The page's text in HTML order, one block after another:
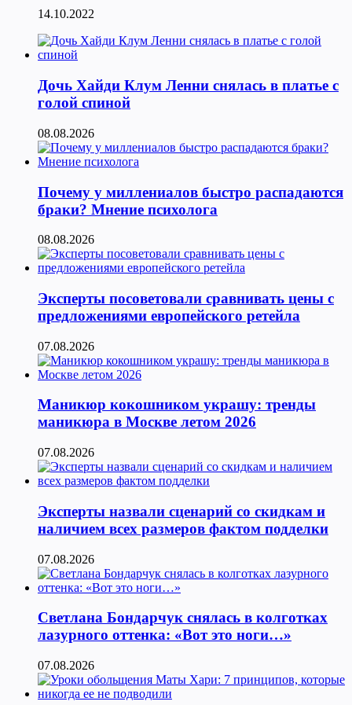
14.10.2022
Дочь Хайди Клум Ленни снялась в платье с
голой спиной
08.08.2026
Почему у миллениалов быстро распадаются
браки? Мнение психолога
08.08.2026
Эксперты посоветовали сравнивать цены с
предложениями европейского ретейла
07.08.2026
Маникюр кокошником украшу: тренды
маникюра в Москве летом 2026
07.08.2026
Эксперты назвали сценарий со скидкам и
наличием всех размеров фактом подделки
07.08.2026
Светлана Бондарчук снялась в колготках
лазурного оттенка: «Вот это ноги…»
07.08.2026